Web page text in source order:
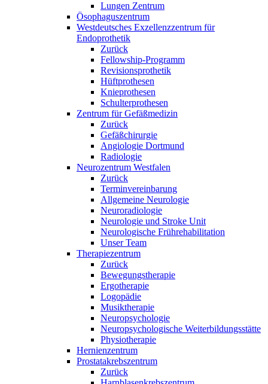
Lungen Zentrum
Ösophaguszentrum
Westdeutsches Exzellenzzentrum für
Endoprothetik
Zurück
Fellowship-Programm
Revisionsprothetik
Hüftprothesen
Knieprothesen
Schulterprothesen
Zentrum für Gefäßmedizin
Zurück
Gefäßchirurgie
Angiologie Dortmund
Radiologie
Neurozentrum Westfalen
Zurück
Terminvereinbarung
Allgemeine Neurologie
Neuroradiologie
Neurologie und Stroke Unit
Neurologische Frührehabilitation
Unser Team
Therapiezentrum
Zurück
Bewegungstherapie
Ergotherapie
Logopädie
Musiktherapie
Neuropsychologie
Neuropsychologische Weiterbildungsstätte
Physiotherapie
Hernienzentrum
Prostatakrebszentrum
Zurück